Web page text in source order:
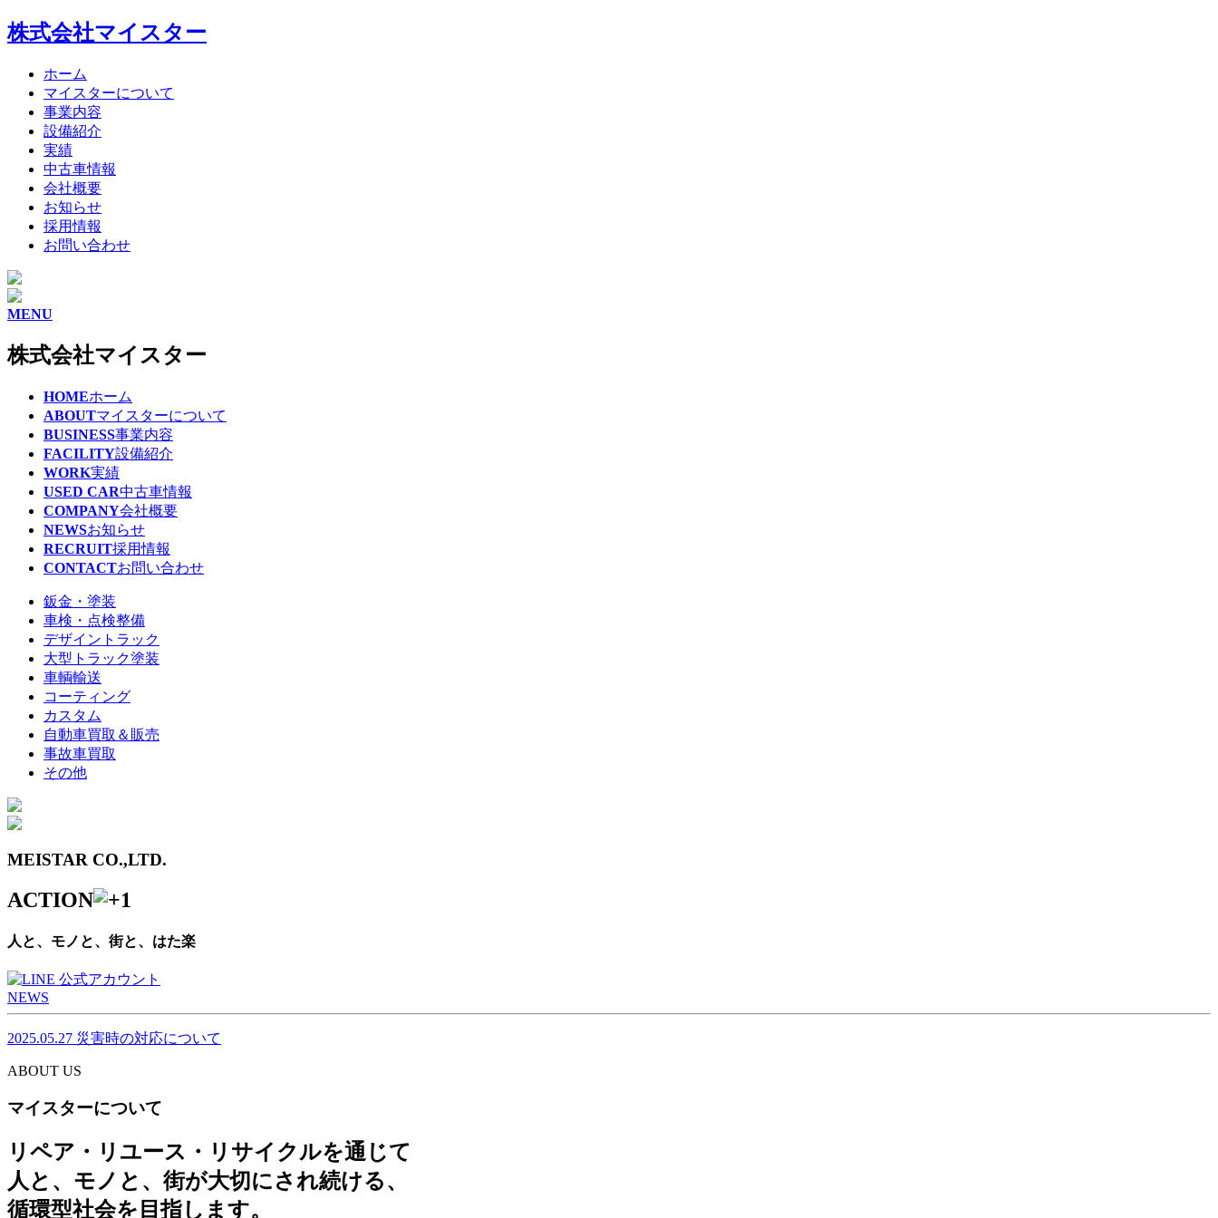
株式会社マイスター
ホーム
マイスターについて
事業内容
設備紹介
実績
中古車情報
会社概要
お知らせ
採用情報
お問い合わせ
MENU
株式会社マイスター
HOMEホーム
ABOUTマイスターについて
BUSINESS事業内容
FACILITY設備紹介
WORK実績
USED CAR中古車情報
COMPANY会社概要
NEWSお知らせ
RECRUIT採用情報
CONTACTお問い合わせ
鈑金・塗装
車検・点検整備
デザイントラック
大型トラック塗装
車輌輸送
コーティング
カスタム
自動車買取＆販売
事故車買取
その他
MEISTAR CO.,LTD.
ACTION
人と、モノと、街と、はた楽
NEWS
2025.05.27 災害時の対応について
ABOUT US
マイスターについて
リペア・リユース・リサイクルを通じて
人と、モノと、街が大切にされ続ける、
循環型社会を目指します。